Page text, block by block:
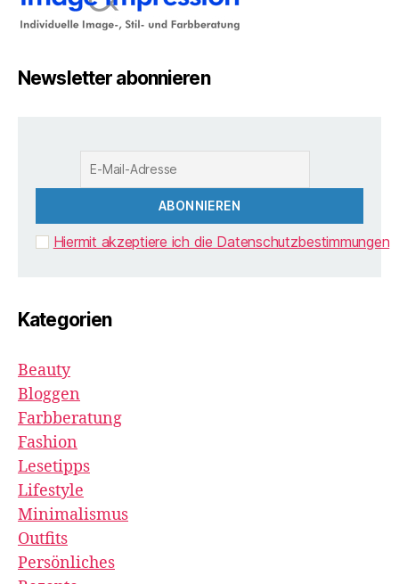
Newsletter abonnieren
Hiermit akzeptiere ich die Datenschutzbestimmungen
Kategorien
Beauty
Bloggen
Farbberatung
Fashion
Lesetipps
Lifestyle
Minimalismus
Outfits
Persönliches